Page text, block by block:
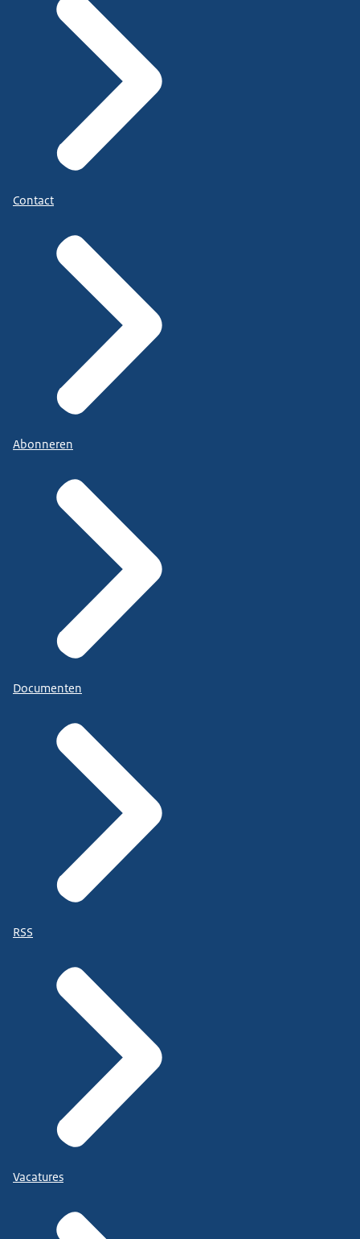
Contact
Abonneren
Documenten
RSS
Vacatures